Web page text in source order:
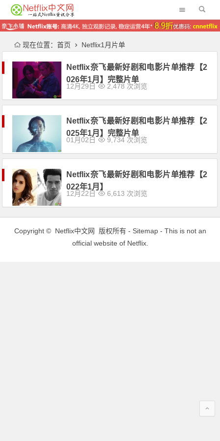
现在位置： 首页 Netflix1月片单
Netflix奈飞最新好剧和电影片单推荐【2
026年1月】完整片单
12月29日 2,478 次浏览
Netflix奈飞最新好剧和电影片单推荐【2
025年1月】完整片单
01月02日 9,734 次浏览
Netflix奈飞最新好剧和电影片单推荐【2
022年1月】
12月22日 6,613 次浏览
Copyright © Netflix中文网 版权所有 - Sitemap- This is not an
official website of Netflix.